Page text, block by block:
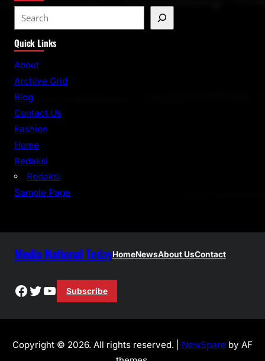
e
a
r
Quick Links
About
Archive Grid
Blog
Contact Us
Fashion
Home
Redaksi
Redaksi
Sample Page
Media National TodayHomeNewsAbout UsContact
Facebook
Twitter
YouTube
Subscribe
Copyright © 2026. All rights reserved. | NewSpare by AF